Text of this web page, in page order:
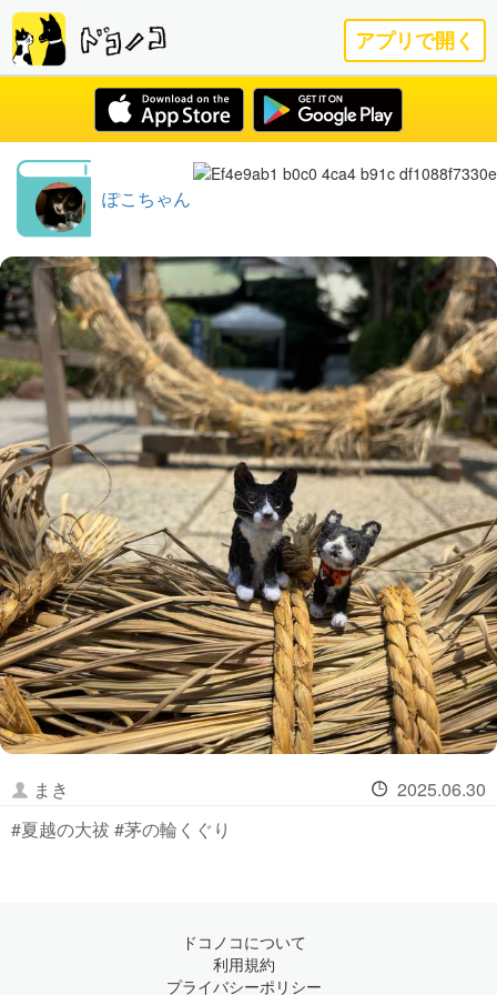
アプリで開く
ぽこちゃん
まき
2025.06.30
#夏越の大祓 #茅の輪くぐり
ドコノコについて
利用規約
プライバシーポリシー